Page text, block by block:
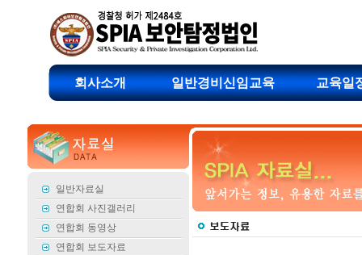
회사소개 일반경비신임교육 교육일
일반자료실
연합회 사진갤러리
연합회 동영상
연합회 보도자료